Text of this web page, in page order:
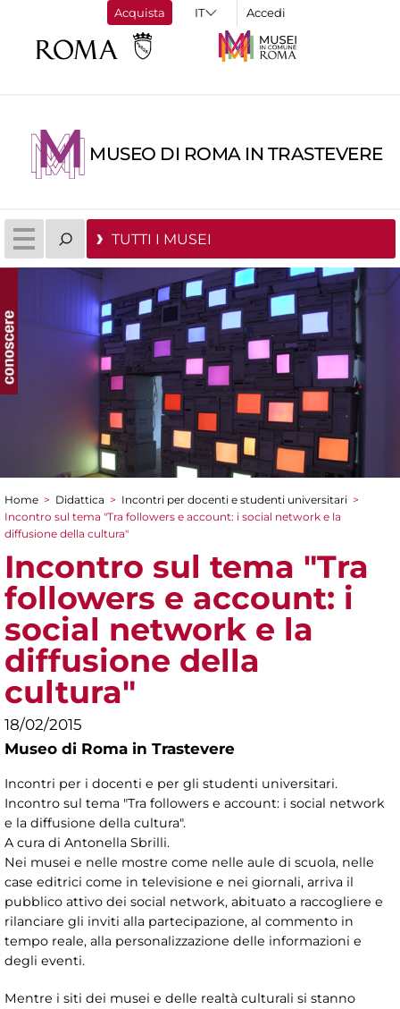
Acquista Accedi
MUSEO DI ROMA IN TRASTEVERE
TUTTI I MUSEI
Tu sei qui
Home > Didattica > Incontri per docenti e studenti universitari >
Incontro sul tema "Tra followers e account: i social network e la
diffusione della cultura"
Incontro sul tema "Tra
followers e account: i
social network e la
diffusione della
cultura"
18/02/2015
Museo di Roma in Trastevere
Incontri per i docenti e per gli studenti universitari.
Incontro sul tema "Tra followers e account: i social network
e la diffusione della cultura".
A cura di Antonella Sbrilli.
Nei musei e nelle mostre come nelle aule di scuola, nelle
case editrici come in televisione e nei giornali, arriva il
pubblico attivo dei social network, abituato a raccogliere e
rilanciare gli inviti alla partecipazione, al commento in
tempo reale, alla personalizzazione delle informazioni e
degli eventi.
Mentre i siti dei musei e delle realtà culturali si stanno